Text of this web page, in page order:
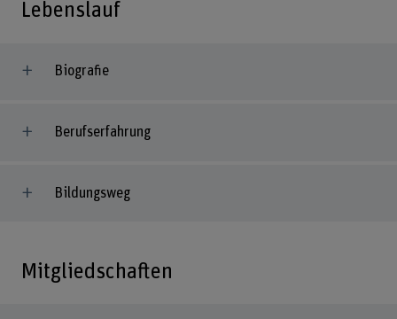
Lebenslauf
Biografie
Berufserfahrung
Bildungsweg
Mitgliedschaften